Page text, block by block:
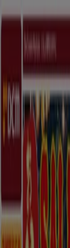
あなたはここにい
神戸市
Featured スーパ
ペットドラッグス
テイメントスポーツ
イク
ホームセン
シ、カタロ
神戸市の